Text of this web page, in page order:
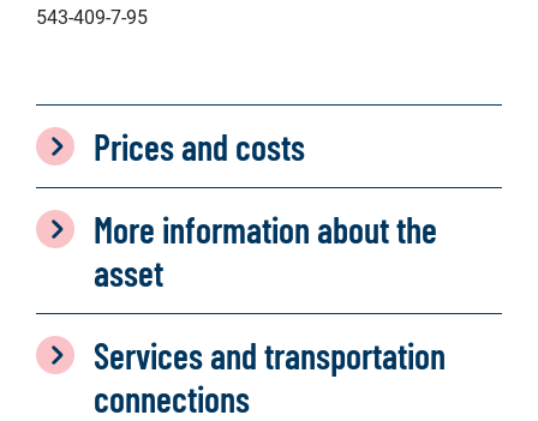
543-409-7-95
Prices and costs
More information about the
asset
Services and transportation
connections